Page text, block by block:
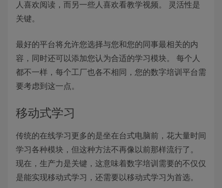
人喜欢阅读，而另一些人喜欢看教学视频。 灵活性是
关键。
最好的平台将允许您选择与您和您的同事最相关的内
容，同时还可以添加您认为合适的学习模块。 每个人
都不一样，每个工厂也各不相同，您的数字培训平台需
要考虑到这一点。
移动式学习
传统的在线学习更多的是坐在台式电脑前，花大量时间
学习各种模块，但这种方法不再像以前那样流行了。
现在，生产力是关键，这意味着数字培训需要的不仅仅
是能实现移动式学习，还需要以移动式学习为首选。